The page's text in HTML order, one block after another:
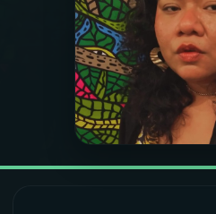
PODCASTS
VIDEOCASTS
07ÚLTIMAS